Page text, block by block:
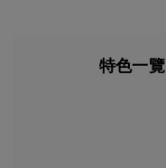
特色一覽